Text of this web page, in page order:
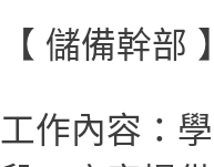
【 儲備幹部
工作內容：